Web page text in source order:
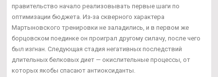
правительство начало реализовывать первые шаги по
оптимизации бюджета. Из-за скверного характера
Мартыновского тренировки не заладились, и в первом же
борцовском поединке он проиграл другому силачу, после чего
был изгнан. Следующая стадия негативных последствий
длительных белковых диет — окислительные процессы, от
которых якобы спасают антиоксиданты.